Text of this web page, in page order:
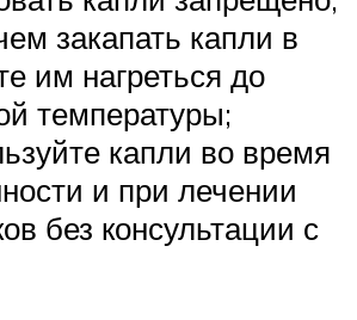
закапать капли в
им нагреться до
температуры;
капли во время
и при лечении
без консультации с